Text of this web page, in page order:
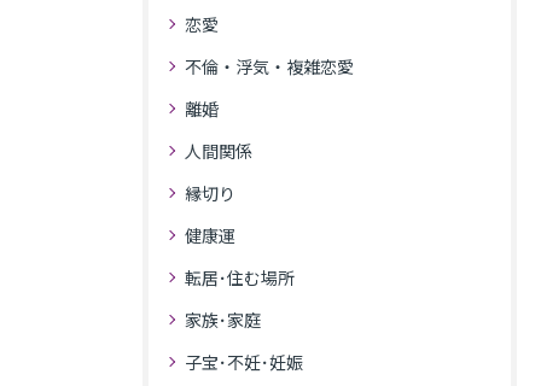
恋愛
不倫・浮気・複雑恋愛
離婚
人間関係
縁切り
健康運
転居･住む場所
家族･家庭
子宝･不妊･妊娠